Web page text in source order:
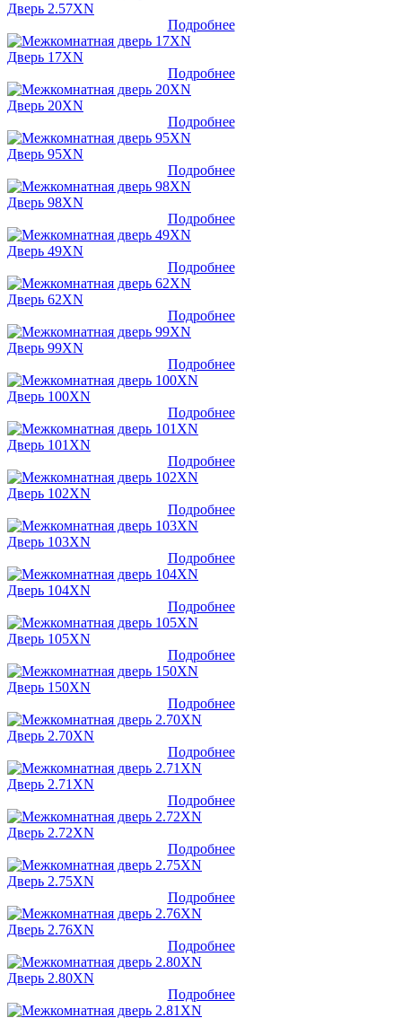
Дверь 2.57XN
Подробнее
Дверь 17XN
Подробнее
Дверь 20XN
Подробнее
Дверь 95XN
Подробнее
Дверь 98XN
Подробнее
Дверь 49XN
Подробнее
Дверь 62XN
Подробнее
Дверь 99XN
Подробнее
Дверь 100XN
Подробнее
Дверь 101XN
Подробнее
Дверь 102XN
Подробнее
Дверь 103XN
Подробнее
Дверь 104XN
Подробнее
Дверь 105XN
Подробнее
Дверь 150XN
Подробнее
Дверь 2.70XN
Подробнее
Дверь 2.71XN
Подробнее
Дверь 2.72XN
Подробнее
Дверь 2.75XN
Подробнее
Дверь 2.76XN
Подробнее
Дверь 2.80XN
Подробнее